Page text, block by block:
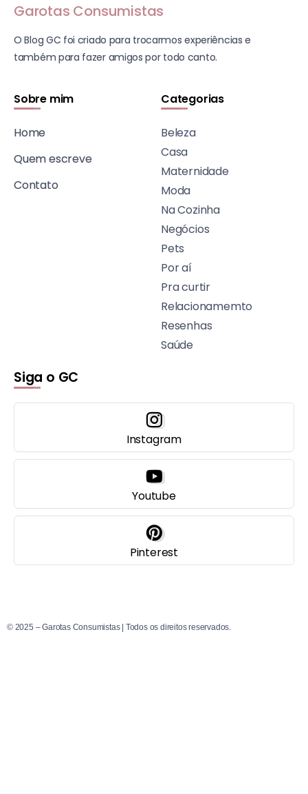
Garotas Consumistas
O Blog GC foi criado para trocarmos experiências e
também para fazer amigos por todo canto.
Sobre mim
Home
Quem escreve
Contato
Categorias
Beleza
Casa
Maternidade
Moda
Na Cozinha
Negócios
Pets
Por aí
Pra curtir
Relacionamemto
Resenhas
Saúde
Siga o GC
Instagram
Youtube
Pinterest
© 2025 – Garotas Consumistas | Todos os direitos reservados.